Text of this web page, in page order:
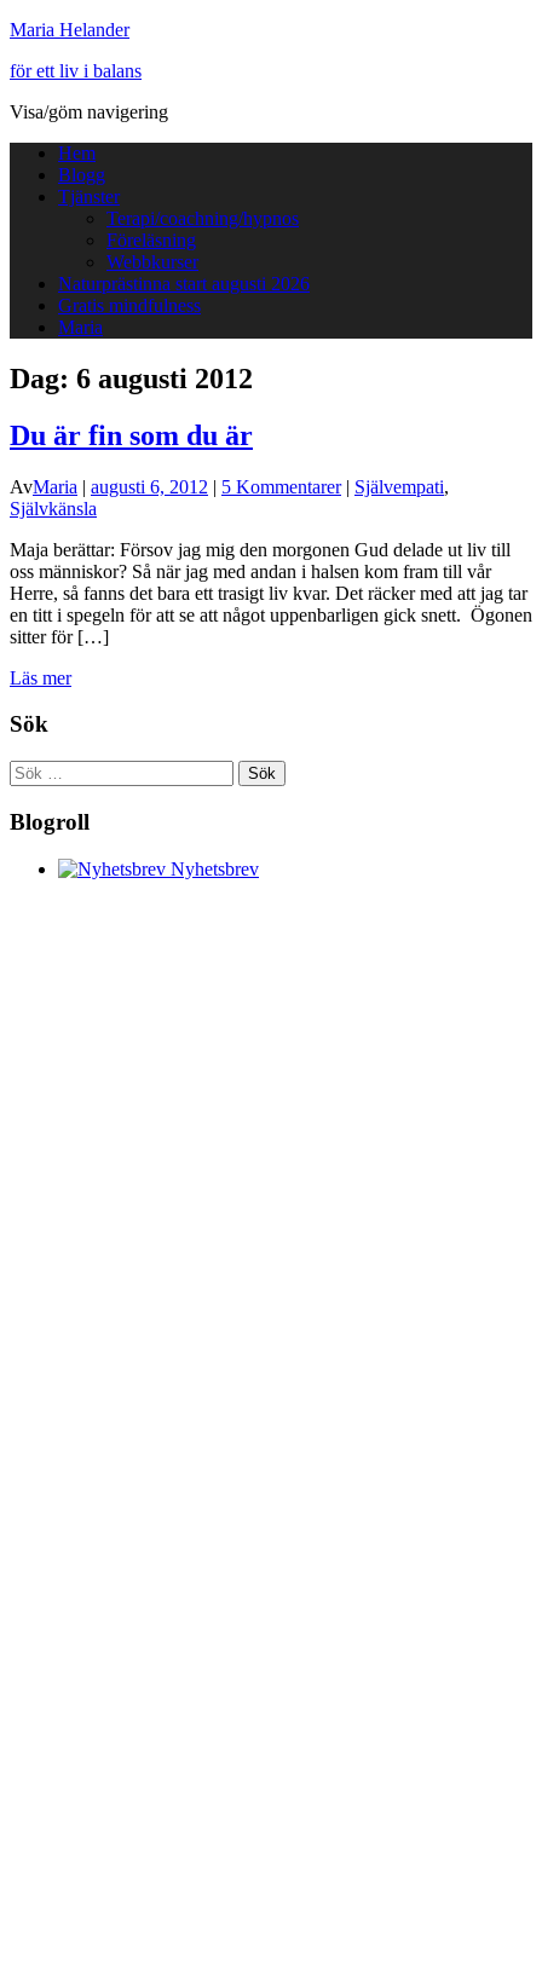
Maria Helander
för ett liv i balans
Visa/göm navigering
Hem
Blogg
Tjänster
Terapi/coachning/hypnos
Föreläsning
Webbkurser
Naturprästinna start augusti 2026
Gratis mindfulness
Maria
Dag: 6 augusti 2012
Du är fin som du är
AvMaria | augusti 6, 2012 | 5 Kommentarer| Självempati,
Självkänsla
Maja berättar: Försov jag mig den morgonen Gud delade ut liv till
oss människor? Så när jag med andan i halsen kom fram till vår
Herre, så fanns det bara ett trasigt liv kvar. Det räcker med att jag tar
en titt i spegeln för att se att något uppenbarligen gick snett. Ögonen
sitter för […]
Läs mer
Sök
Sök
efter:
Blogroll
Nyhetsbrev